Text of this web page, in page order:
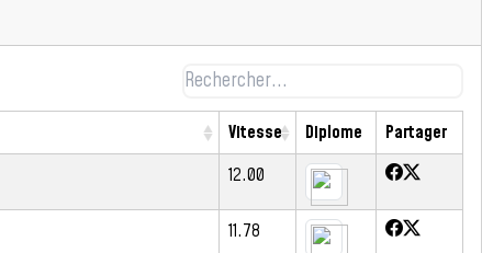
Vitesse Diplome
Partager
12.00
11.78